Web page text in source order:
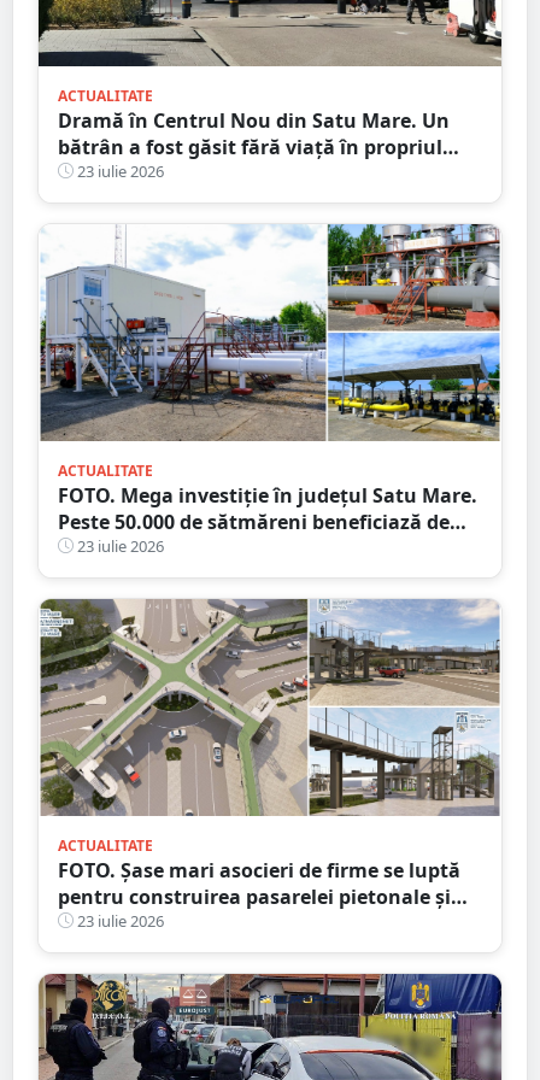
ACTUALITATE
Dramă în Centrul Nou din Satu Mare. Un
bătrân a fost găsit fără viață în propriul
apartament, după două zile în care nu a
mai răspuns la telefon
23 iulie 2026
ACTUALITATE
FOTO. Mega investiție în județul Satu Mare.
Peste 50.000 de sătmăreni beneficiază de
rețeaua de 39 de km!
23 iulie 2026
ACTUALITATE
FOTO. Șase mari asocieri de firme se luptă
pentru construirea pasarelei pietonale și
velo de la Crinul
23 iulie 2026